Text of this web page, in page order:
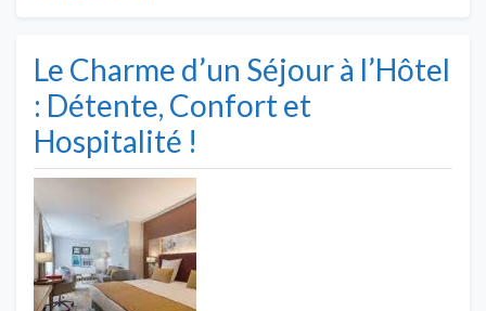
Le Charme d’un Séjour à l’Hôtel
: Détente, Confort et
Hospitalité !